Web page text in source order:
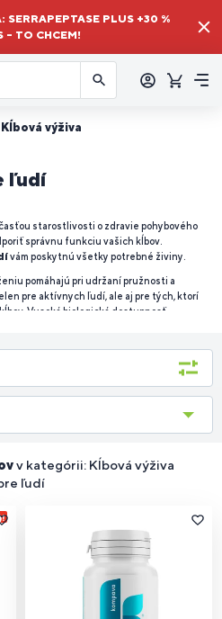
PLUS +30 %
– TO CHCEM!
sa
Košík
Kĺbová výživa
ľudí
starostlivosti o zdravie pohybového
správnu funkciu vašich kĺbov.
vám poskytnú všetky potrebné živiny.
pomáhajú pri udržaní pružnosti a
pre aktívnych ľudí, ale aj pre tých, ktorí
Vysoká biologická dostupnosť
v kategórii: Kĺbová výživa
ľudí